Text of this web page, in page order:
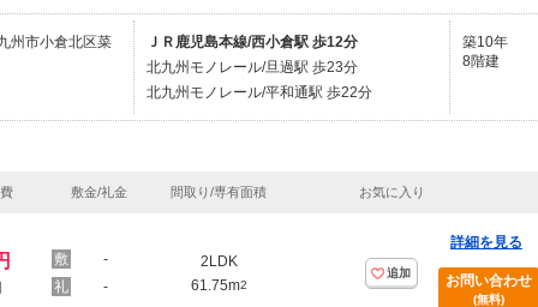
州市小倉北区菜
ＪＲ鹿児島本線/西小倉駅 歩12分
北九州モノレール/旦過駅 歩23分
北九州モノレール/平和通駅 歩22分
築10年
8階建
敷金/礼金 間取り/専有面積 お気に入り
-
-
2LDK
61.75m2
追加
詳細を見る
お問い合わせ
(無料)